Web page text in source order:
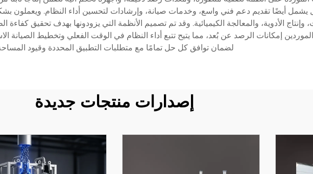
يشمل أيضًا تقديم دعم فني واسع، وخدمات صيانة، وإرشادات لتحسين أداء النظام. ويعملون
وإنتاج الأدوية، والمعالجة الكيميائية. وقد تم تصميم الأنظمة التي يزودونها بهدف تحقيق
إمكانات الرصد عن بُعد، مما يتيح تتبع أداء النظام في الوقت الفعلي وتخطيط الصيانة
لضمان توافق كل حل تمامًا مع متطلبات التطبيق المحددة وقيود
إصدارات منتجات جديدة